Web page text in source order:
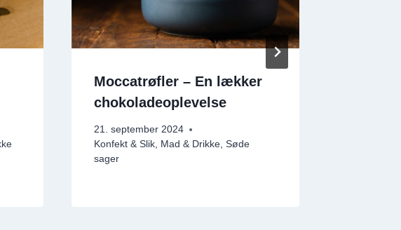
Moccatrøfler – En lækker
chokoladeoplevelse
21. september 2024
Konfekt & Slik, Mad & Drikke,Søde
sager